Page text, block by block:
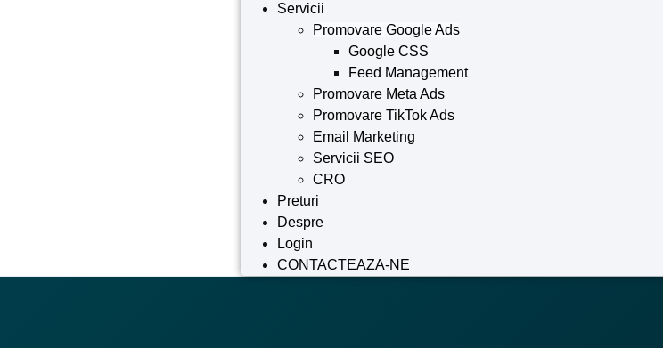
Servicii
Promovare Google Ads
Google CSS
Feed Management
Promovare Meta Ads
Promovare TikTok Ads
Email Marketing
Servicii SEO
CRO
Preturi
Despre
Login
CONTACTEAZA-NE